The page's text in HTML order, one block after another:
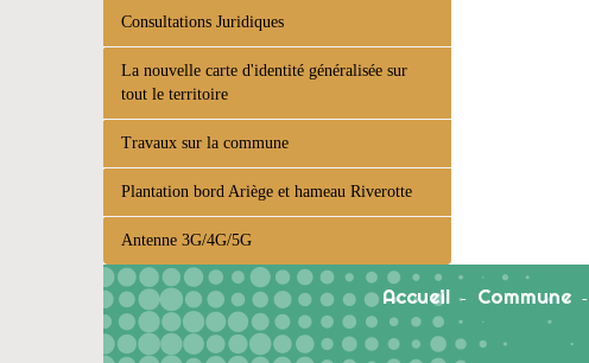
Consultations Juridiques
La nouvelle carte d'identité généralisée sur
tout le territoire
Travaux sur la commune
Plantation bord Ariège et hameau Riverotte
Antenne 3G/4G/5G
Accueil - Commune -